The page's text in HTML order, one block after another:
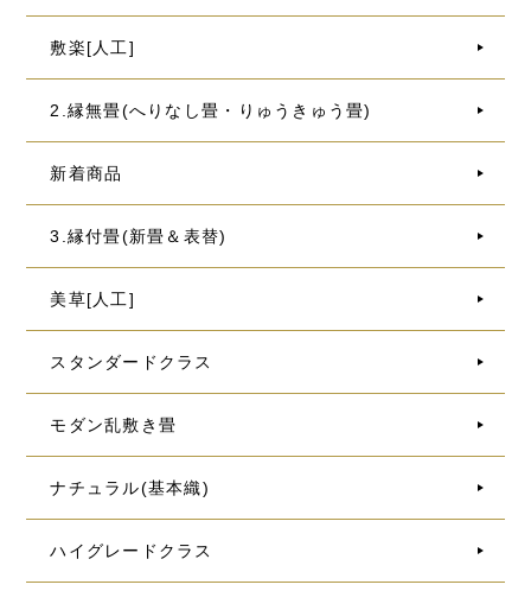
敷楽[人工]
2.縁無畳(へりなし畳・りゅうきゅう畳)
新着商品
3.縁付畳(新畳＆表替)
美草[人工]
スタンダードクラス
モダン乱敷き畳
ナチュラル(基本織)
ハイグレードクラス